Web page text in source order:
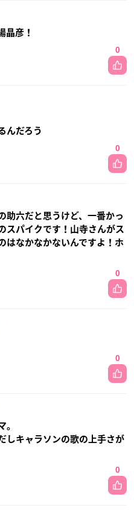
晶彦！
0
んだろう
0
助六だと思うけど、一番かっ
スパイクです！山寺さんがス
はなかなかないんですよ！ホ
0
0
。
しキャラソンの歌の上手さが
0